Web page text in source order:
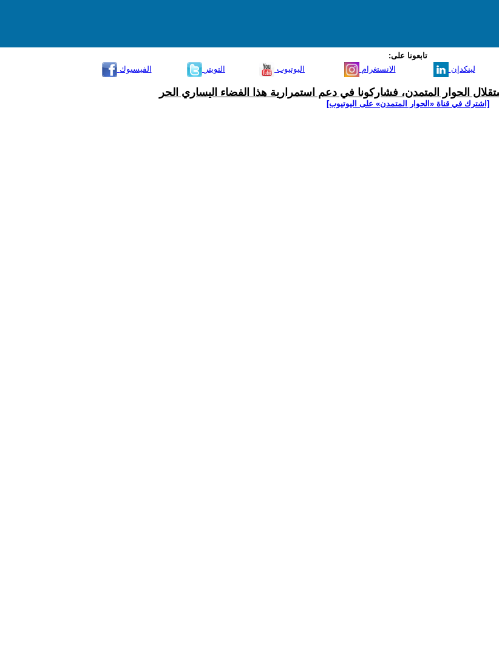
تابعونا على:
الفيسبوك
التويتر اليوتيوب الانستغرام لينكدإن
الحوار المتمدن، فشاركونا في دعم استمرارية هذا الفضاء اليساري الحر
[اشترك في قناة ‫«الحوار المتمدن» على اليوتيوب]